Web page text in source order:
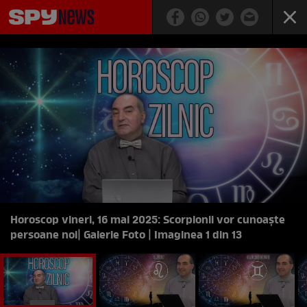
Horoscop vineri, 16 mai 2025: Scorpionii vor cunoaște
persoane noi| Galerie Foto | Imaginea 1 din 13